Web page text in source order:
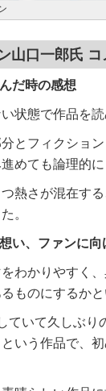
山口一郎氏 コ
だ時の感想
状態で作品を
とフィクショ
めても論理的
熱さが混在す
。
い、ファンに向
わかりやすく
ものにするか
ていて久しぶ
いう作品で、